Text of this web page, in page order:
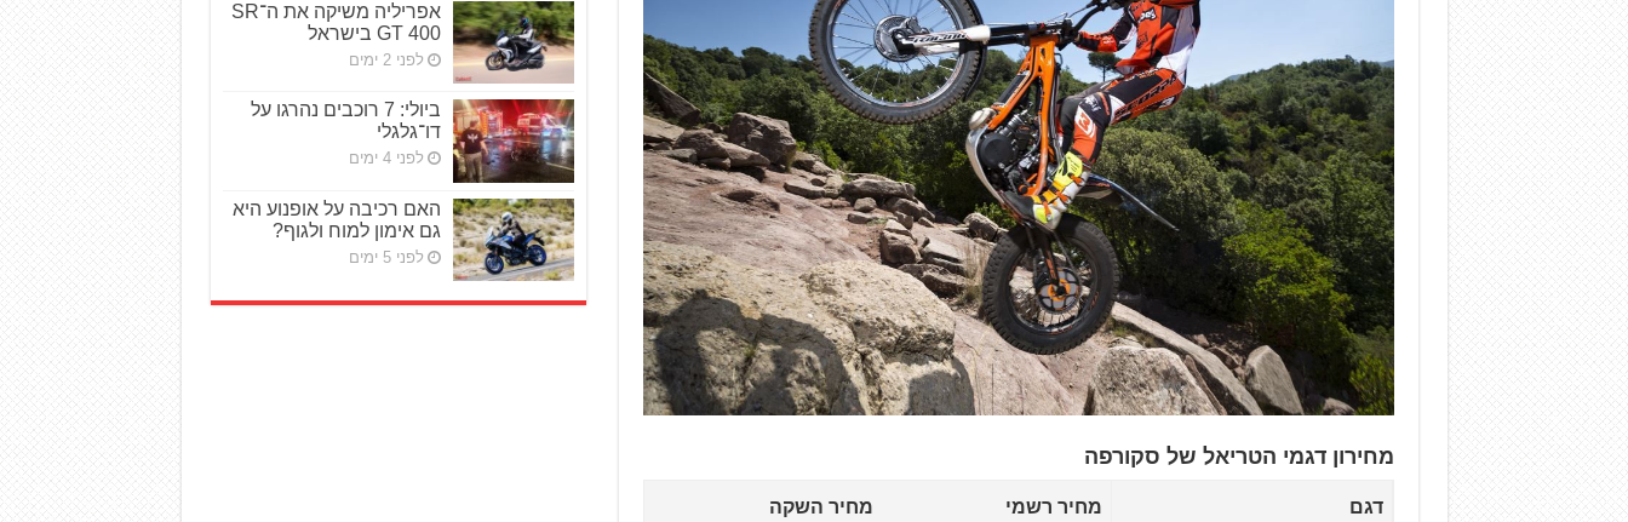
מחירון דגמי הטריאל של סקורפה
דגם מחיר רשמי מחיר השקה
אפריליה משיקה את ה־SR
GT 400 בישראל
לפני 2 ימים
ביולי: 7 רוכבים נהרגו על
דו־גלגלי
לפני 4 ימים
האם רכיבה על אופנוע היא
גם אימון למוח ולגוף?
לפני 5 ימים